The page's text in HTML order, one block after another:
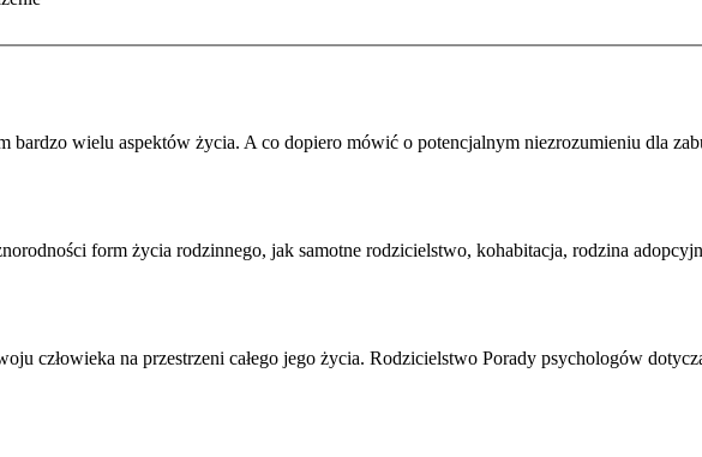
bardzo wielu aspektów życia. A co dopiero mówić o potencjalnym niezrozumieniu dla
form życia rodzinnego, jak samotne rodzicielstwo, kohabitacja, rodzina
człowieka na przestrzeni całego jego życia. Rodzicielstwo Porady psychologów